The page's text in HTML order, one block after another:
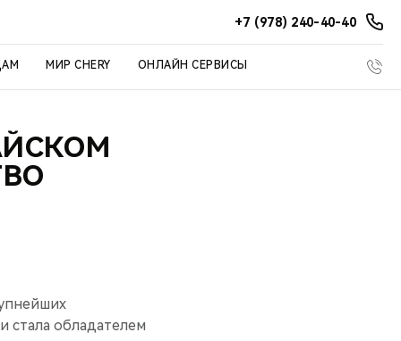
+7 (978) 240-40-40
МИР CHERY ОНЛАЙН СЕРВИСЫ
стала обладателем